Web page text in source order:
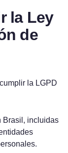
la Ley
de
cumplir la LGPD
Brasil, incluidas